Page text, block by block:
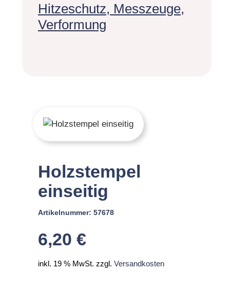
Hitzeschutz, Messzeuge,
Verformung
Holzstempel
einseitig
Artikelnummer: 57678
6,20 €
inkl. 19 % MwSt. zzgl. Versandkosten